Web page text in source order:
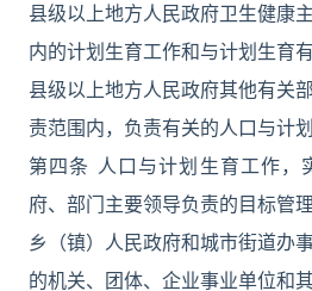
县级以上地方人民政府卫生健康
内的计划生育工作和与计划生育
县级以上地方人民政府其他有关
责范围内，负责有关的人口与计划
第四条 人口与计划生育工作，
府、部门主要领导负责的目标管理
乡（镇）人民政府和城市街道办
的机关、团体、企业事业单位和